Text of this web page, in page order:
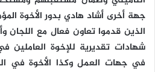
جهة أخرى أشاد هادي بدور الأخوة
الذين قدموا تعاون فعال مع اللجان
شهادات تقديرية للإخوة
في جهات العمل وكذا الأخوة في